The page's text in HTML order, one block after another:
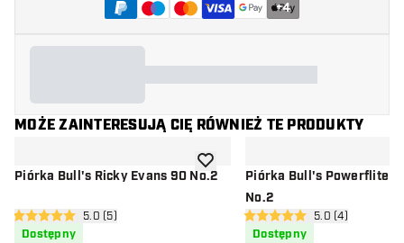
+4
MOŻE ZAINTERESUJĄ CIĘ RÓWNIEŻ TE PRODUKTY
Piórka Bull's Ricky Evans 90 No.2
otwórz panel recenzji
5 gwiazdki oceny5.0 (5)
Dostępny
dodaj do listy życzeń
Piórka Bull's Powerflite
No.2
otwórz panel
5 gwiazdki oceny5.0 (4)
Dostępny